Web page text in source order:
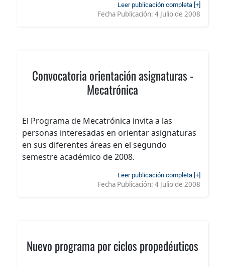
Leer publicación completa [+]
Fecha Publicación: 4 Julio de 2008
Convocatoria orientación asignaturas -
Mecatrónica
El Programa de Mecatrónica invita a las
personas interesadas en orientar asignaturas
en sus diferentes áreas en el segundo
semestre académico de 2008.
Leer publicación completa [+]
Fecha Publicación: 4 Julio de 2008
Nuevo programa por ciclos propedéuticos